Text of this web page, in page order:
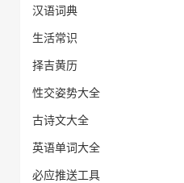
汉语词典
生活常识
择吉黄历
性交姿势大全
古诗文大全
英语单词大全
必应推送工具